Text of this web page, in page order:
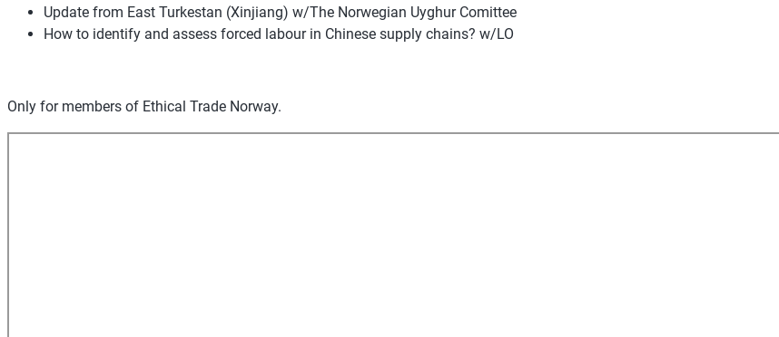
Update from East Turkestan (Xinjiang) w/The Norwegian Uyghur Comittee
How to identify and assess forced labour in Chinese supply chains? w/LO
Only for members of Ethical Trade Norway.